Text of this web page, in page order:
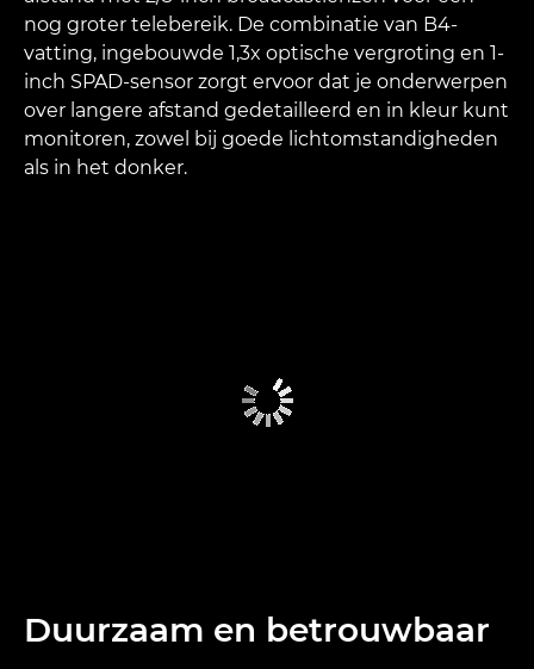
nog groter telebereik. De combinatie van B4-
vatting, ingebouwde 1,3x optische vergroting en 1-
inch SPAD-sensor zorgt ervoor dat je onderwerpen
over langere afstand gedetailleerd en in kleur kunt
monitoren, zowel bij goede lichtomstandigheden
als in het donker.
Duurzaam en betrouwbaar